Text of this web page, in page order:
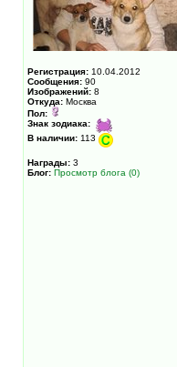
Регистрация: 10.04.2012
Сообщения: 90
Изображений: 8
Откуда: Москва
Пол:
Знак зодиака:
В наличии: 113
Награды: 3
Блог: Просмотр блога (0)